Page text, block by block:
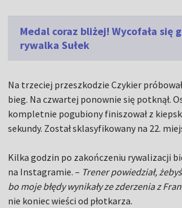
Medal coraz bliżej! Wycofała się
rywalka Sułek
Na trzeciej przeszkodzie Czykier
bieg. Na czwartej ponownie się potknął.
kompletnie pogubiony finiszował z
sekundy. Został sklasyfikowany na 22.
Kilka godzin po zakończeniu rywalizacji
na Instagramie. – Trener powiedział,
bo moje błędy wynikały ze zderzenia z
nie koniec wieści od płotkarza.